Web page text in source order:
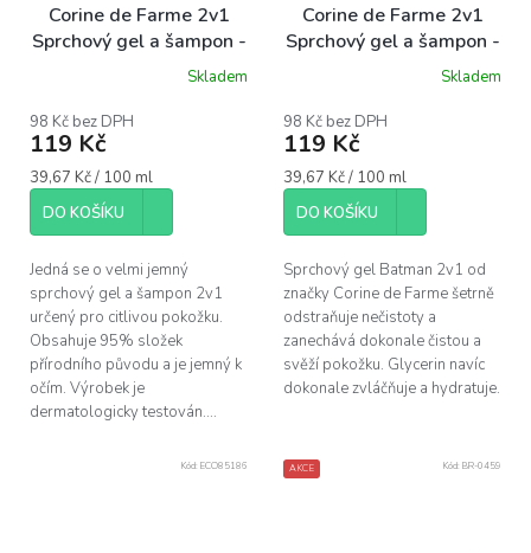
Corine de Farme 2v1
Sprchový gel a šampon -
Auta Disney, 300ml
Skladem
98 Kč bez DPH
119 Kč
Měrná
cena:
39,67 Kč / 100 ml
DO KOŠÍKU
Jedná se o velmi jemný
sprchový gel a šampon 2v1
určený pro citlivou pokožku.
Obsahuje 95% složek
přírodního původu a je jemný k
očím. Výrobek je
dermatologicky testován....
Corine de Farme 2v1
Sprchový gel a šampon -
Batman Disney , 300ml
Skladem
98 Kč bez DPH
119 Kč
Měrná
cena:
39,67 Kč / 100 ml
DO KOŠÍKU
Sprchový gel Batman 2v1 od
značky Corine de Farme šetrně
odstraňuje nečistoty a
zanechává dokonale čistou a
svěží pokožku. Glycerin navíc
dokonale zvláčňuje a hydratuje.
Kód: ECO85186 AKCE Kód: BR-0459